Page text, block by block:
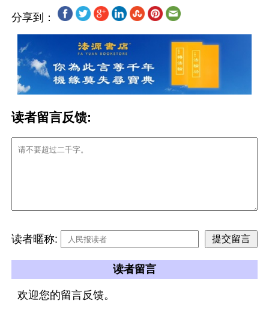
分享到：
读者留言反馈:
读者暱称:
读者留言
欢迎您的留言反馈。